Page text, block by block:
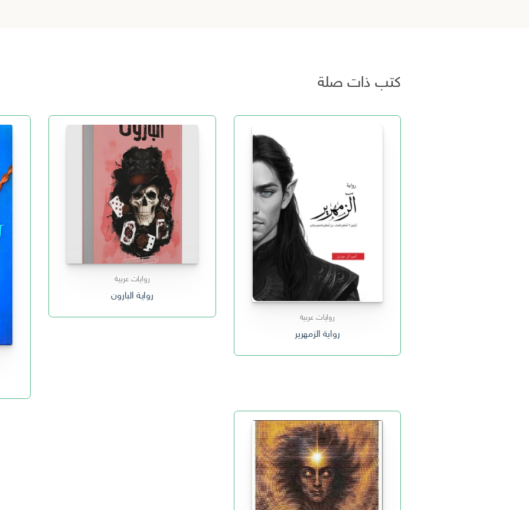
كتب ذات صلة
روايات عربية
رواية الزمهرير
روايات عربية
رواية البارون